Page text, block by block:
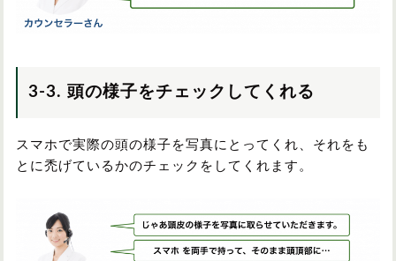
3-3. 頭の様子をチェックしてくれる
スマホで実際の頭の様子を写真にとってくれ、それをも
とに禿げているかのチェックをしてくれます。